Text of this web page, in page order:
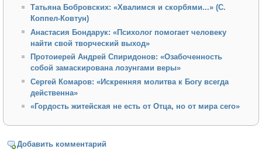
Татьяна Бобровских: «Хвалимся и скорбями...» (С.
Коппел-Ковтун)
Анастасия Бондарук: «Психолог помогает человеку
найти свой творческий выход»
Протоиерей Андрей Спиридонов: «Озабоченность
собой замаскирована лозунгами веры»
Сергей Комаров: «Искренняя молитва к Богу всегда
действенна»
«Гордость житейская не есть от Отца, но от мира сего»
Добавить комментарий